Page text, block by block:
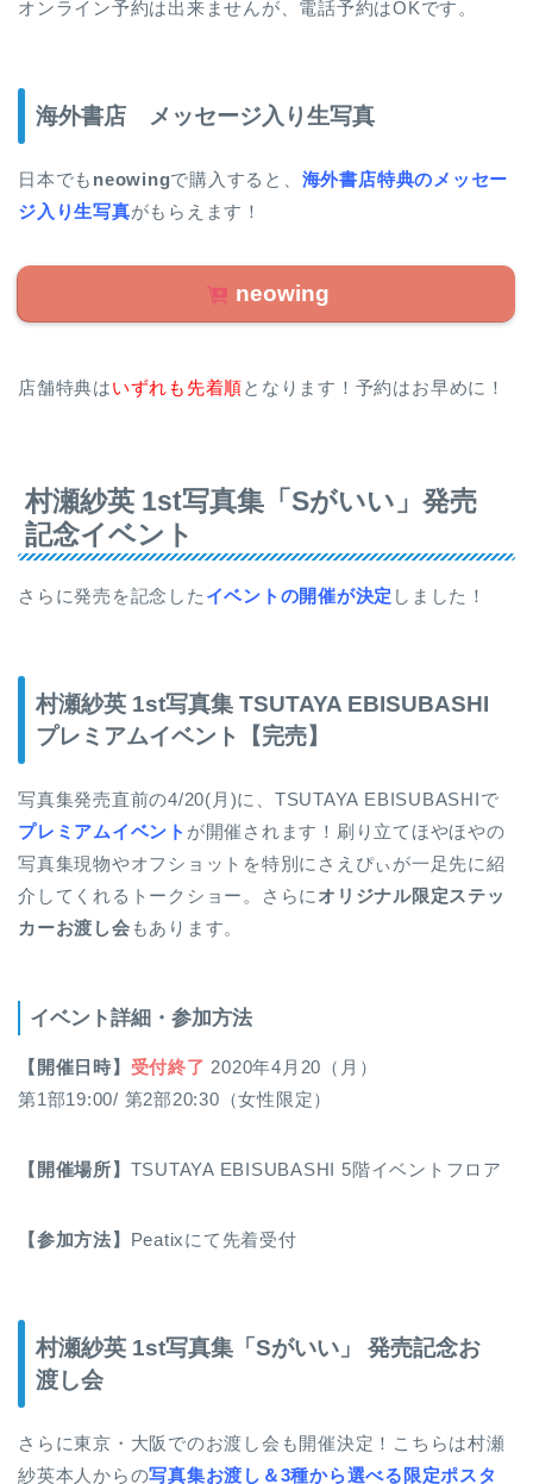
オンライン予約は出来ませんが、電話予約はOKです。
海外書店 メッセージ入り生写真
日本でも neowingで購入すると、 海外書店特典のメッセー
ジ入り生写真がもらえます！
neowing
店舗特典はいずれも先着順となります！予約はお早めに！
村瀬紗英 1st写真集「Sがいい」発売
記念イベント
さらに発売を記念した イベントの開催が決定 しました！
村瀬紗英 1st写真集 TSUTAYA EBISUBASHI
プレミアムイベント【完売】
写真集発売直前の4/20(月)に、TSUTAYA EBISUBASHIで
プレミアムイベント が開催されます！刷り立てほやほやの
写真集現物やオフショットを特別にさえぴぃが一足先に紹
介してくれるトークショー。さらに オリジナル限定ステッ
カーお渡し会 もあります。
イベント詳細・参加方法
【開催日時】 受付終了 2020年4月20（月）
第1部19:00/ 第2部20:30（女性限定）
【開催場所】 TSUTAYA EBISUBASHI 5階イベントフロア
【参加方法】 Peatixにて先着受付
村瀬紗英 1st写真集「Sがいい」 発売記念お
渡し会
さらに東京・大阪でのお渡し会も開催決定！こちらは村瀬
紗英本人からの写真集お渡し＆3種から選べる限定ポスタ